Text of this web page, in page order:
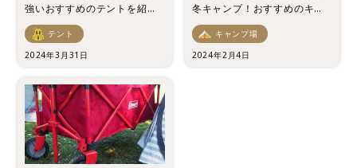
強いおすすめのテントを紹
介！選び方や設営時の注意点
も解説！
テント
2024年3月31日
冬キャンプ！おすすめのキャ
ンプ場6選！
キャンプ場
2024年2月4日